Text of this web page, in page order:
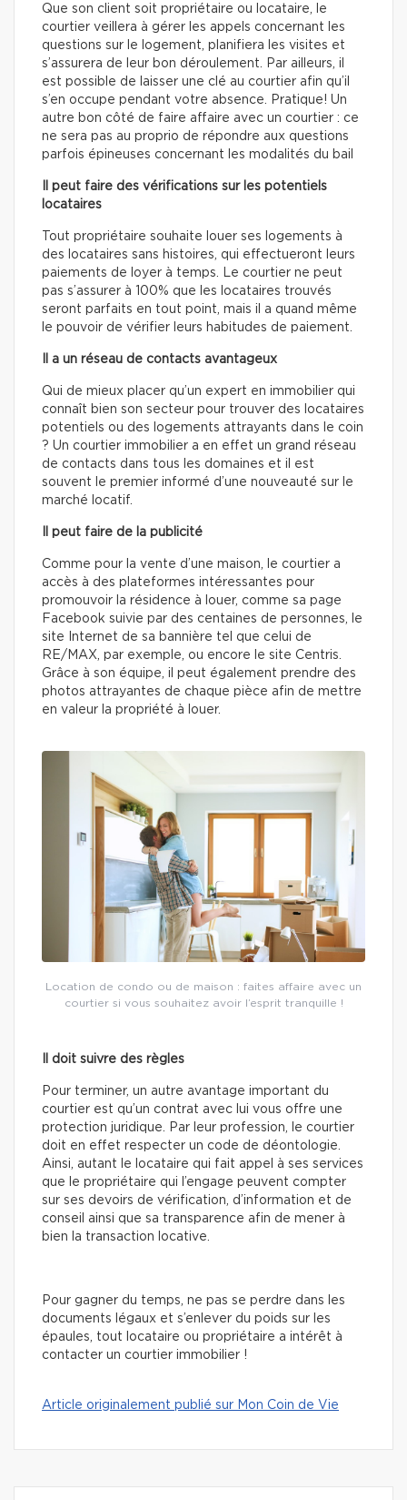
Que son client soit propriétaire ou locataire, le
courtier veillera à gérer les appels concernant les
questions sur le logement, planifiera les visites et
s’assurera de leur bon déroulement. Par ailleurs, il
est possible de laisser une clé au courtier afin qu’il
s’en occupe pendant votre absence. Pratique! Un
autre bon côté de faire affaire avec un courtier : ce
ne sera pas au proprio de répondre aux questions
parfois épineuses concernant les modalités du bail
Il peut faire des vérifications sur les potentiels
locataires
Tout propriétaire souhaite louer ses logements à
des locataires sans histoires, qui effectueront leurs
paiements de loyer à temps. Le courtier ne peut
pas s’assurer à 100% que les locataires trouvés
seront parfaits en tout point, mais il a quand même
le pouvoir de vérifier leurs habitudes de paiement.
Il a un réseau de contacts avantageux
Qui de mieux placer qu’un expert en immobilier qui
connaît bien son secteur pour trouver des locataires
potentiels ou des logements attrayants dans le coin
? Un courtier immobilier a en effet un grand réseau
de contacts dans tous les domaines et il est
souvent le premier informé d’une nouveauté sur le
marché locatif.
Il peut faire de la publicité
Comme pour la vente d’une maison, le courtier a
accès à des plateformes intéressantes pour
promouvoir la résidence à louer, comme sa page
Facebook suivie par des centaines de personnes, le
site Internet de sa bannière tel que celui de
RE/MAX, par exemple, ou encore le site Centris.
Grâce à son équipe, il peut également prendre des
photos attrayantes de chaque pièce afin de mettre
en valeur la propriété à louer.
Location de condo ou de maison : faites affaire avec un
courtier si vous souhaitez avoir l’esprit tranquille !
Il doit suivre des règles
Pour terminer, un autre avantage important du
courtier est qu’un contrat avec lui vous offre une
protection juridique. Par leur profession, le courtier
doit en effet respecter un code de déontologie.
Ainsi, autant le locataire qui fait appel à ses services
que le propriétaire qui l’engage peuvent compter
sur ses devoirs de vérification, d’information et de
conseil ainsi que sa transparence afin de mener à
bien la transaction locative.
Pour gagner du temps, ne pas se perdre dans les
documents légaux et s’enlever du poids sur les
épaules, tout locataire ou propriétaire a intérêt à
contacter un courtier immobilier !
Article originalement publié sur Mon Coin de Vie